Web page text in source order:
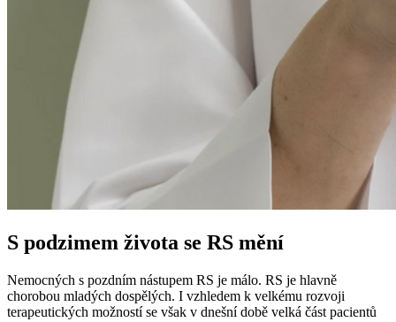
S podzimem života se RS mění
Nemocných s pozdním nástupem RS je málo. RS je hlavně
chorobou mladých dospělých. I vzhledem k velkému rozvoji
terapeutických možností se však v dnešní době velká část pacientů